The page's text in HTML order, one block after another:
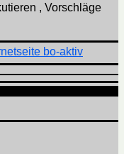
, Vorschläge